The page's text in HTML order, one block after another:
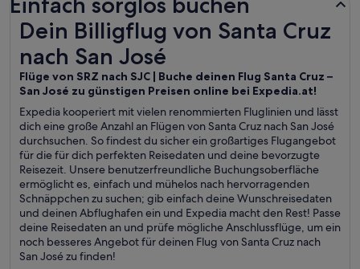
Dein Billigflug von Santa Cruz
nach San José
Flüge von SRZ nach SJC | Buche deinen Flug Santa Cruz –
San José zu günstigen Preisen online bei Expedia.at!
Expedia kooperiert mit vielen renommierten Fluglinien und lässt
dich eine große Anzahl an Flügen von Santa Cruz nach San José
durchsuchen. So findest du sicher ein großartiges Flugangebot
für die für dich perfekten Reisedaten und deine bevorzugte
Reisezeit. Unsere benutzerfreundliche Buchungsoberfläche
ermöglicht es, einfach und mühelos nach hervorragenden
Schnäppchen zu suchen; gib einfach deine Wunschreisedaten
und deinen Abflughafen ein und Expedia macht den Rest! Passe
deine Reisedaten an und prüfe mögliche Anschlussflüge, um ein
noch besseres Angebot für deinen Flug von Santa Cruz nach
San José zu finden!
Dein Billigflug von Santa Cruz nach San José